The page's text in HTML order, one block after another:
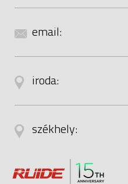
email:
iroda:
székhely: